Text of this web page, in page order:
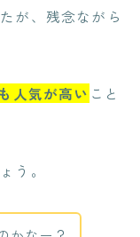
が、残念ながら
人気が高い こと
う。